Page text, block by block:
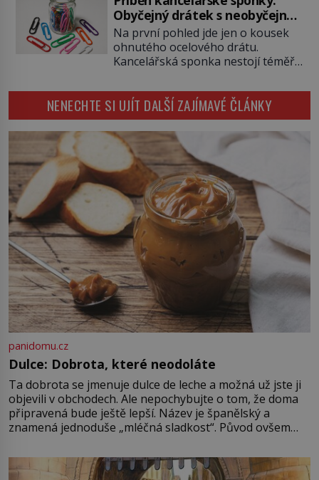
vynalézavosti. Když dnes vezmeme
[…]
maximálně tak zírali do zdi nebo
louskali ořechy. Pak se ale pár
geniálních mozků rozhodlo chytat
neviditelné vlny ve vzduchu a zrodil
se vynález, který navždy změnil
Všechno to odpaluje […]
Obyčejný drátek s neobyčejnou
historií
Na první pohled jde jen o kousek
ohnutého ocelového drátu.
Kancelářská sponka nestojí téměř
jí nevěnuje jedinou myšlenku.
Přesto za ní stojí překvapivě
spletitý příběh plný vynálezů,
patentů i omylů. Dokonce se
dodnes vedou spory o to, kdo ji
vlastně vynalezl. Než se objeví
kancelářská sponka, lidé […]
NENECHTE SI UJÍT DALŠÍ ZAJÍMAVÉ ČLÁNKY
panidomu.cz
Dulce: Dobrota, které neodoláte
Ta dobrota se jmenuje dulce de leche a možná už jste ji
objevili v obchodech. Ale nepochybujte o tom, že doma
připravená bude ještě lepší. Název je španělský a
znamená jednoduše „mléčná sladkost“. Původ ovšem
pře hned několik latinskoamerických zemí a k tomu
Francie, kde se traduje,